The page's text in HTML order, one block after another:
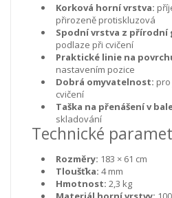
Korková horní vrstva:
přirozeně protiskluzová
Spodní vrstva z přírodní
podlaze při cvičení
Praktické linie na
nastavením pozice
Dobrá omyvatelnost:
cvičení
Taška na přenášení v
skladování
Technické
Rozměry: 183 × 61 cm
Tloušťka: 4 mm
Hmotnost: 2,3 kg